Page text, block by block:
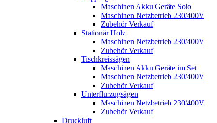
Maschinen Akku Geräte Solo
Maschinen Netzbetrieb 230/400V
Zubehör Verkauf
Stationär Holz
Maschinen Netzbetrieb 230/400V
Zubehör Verkauf
Tischkreissägen
Maschinen Akku Geräte im Set
Maschinen Netzbetrieb 230/400V
Zubehör Verkauf
Unterflurzugsägen
Maschinen Netzbetrieb 230/400V
Zubehör Verkauf
Druckluft